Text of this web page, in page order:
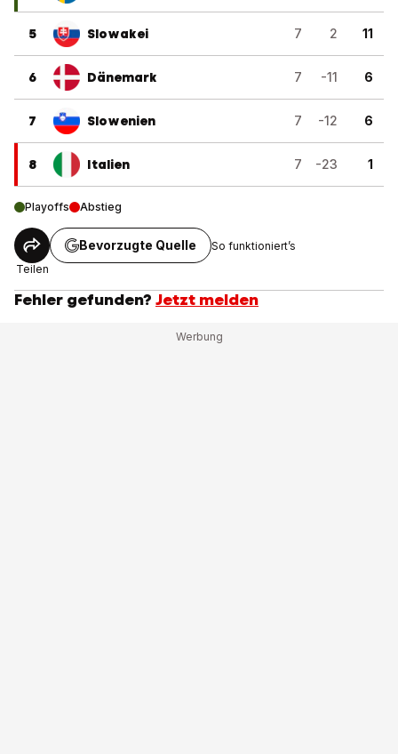
5 Slowakei 7 2 11
6 Dänemark 7 -11 6
7 Slowenien 7 -12 6
8 Italien 7 -23 1
Playoffs Abstieg
Teilen
Bevorzugte Quelle So funktioniert’s
Fehler gefunden? Jetzt melden